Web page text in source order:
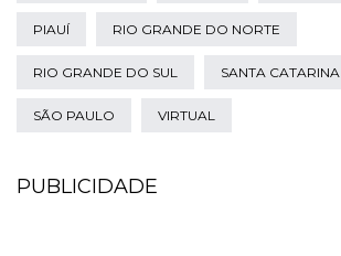
PIAUÍ RIO GRANDE DO NORTE
RIO GRANDE DO SUL SANTA CATARINA
SÃO PAULO VIRTUAL
PUBLICIDADE